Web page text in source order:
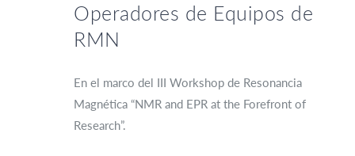
Operadores de Equipos de
RMN
En el marco del III Workshop de Resonancia
Magnética “NMR and EPR at the Forefront of
Research”.